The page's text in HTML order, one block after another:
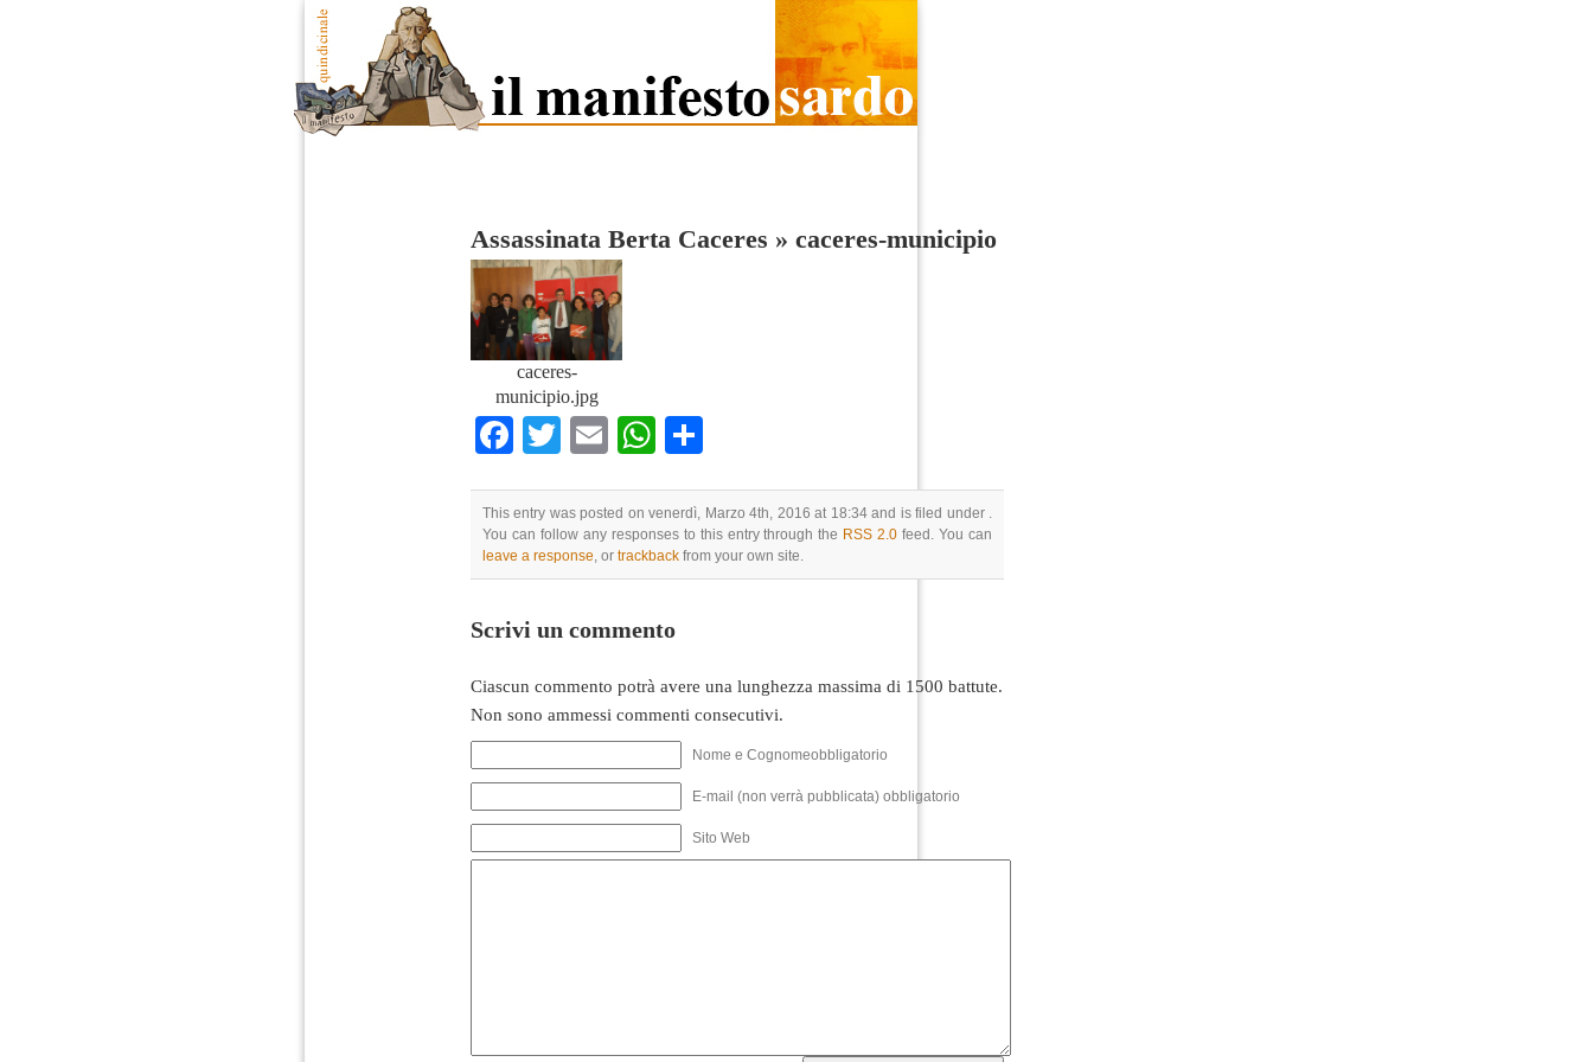
Assassinata Berta Caceres » caceres-municipio
caceres-
municipio.jpg
Facebook
TwitterEmailWhatsApp
This entry was posted on venerdì, Marzo 4th, 2016 at 18:34 and is filed under .
You can follow any responses to this entry through the RSS 2.0 feed. You can
leave a response, or trackback from your own site.
Scrivi un commento
Ciascun commento potrà avere una lunghezza massima di 1500 battute.
Non sono ammessi commenti consecutivi.
Nome e Cognomeobbligatorio
E-mail (non verrà pubblicata) obbligatorio
Sito Web